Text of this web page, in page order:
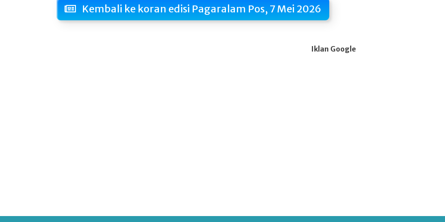
Kembali ke koran edisi Pagaralam Pos, 7 Mei 2026
Iklan Google